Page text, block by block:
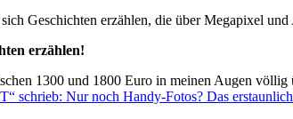
Geschichten erzählen, die über Megapixel
erzählen!
1300 und 1800 Euro in meinen Augen
schrieb: Nur noch Handy-Fotos? Das